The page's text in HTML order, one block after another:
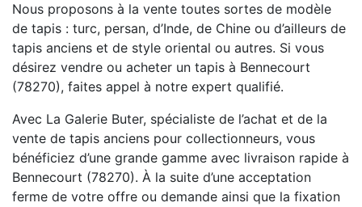
Nous proposons à la vente toutes sortes de modèle
de tapis : turc, persan, d’Inde, de Chine ou d’ailleurs de
tapis anciens et de style oriental ou autres. Si vous
désirez vendre ou acheter un tapis à Bennecourt
(78270), faites appel à notre expert qualifié.
Avec La Galerie Buter, spécialiste de l’achat et de la
vente de tapis anciens pour collectionneurs, vous
bénéficiez d’une grande gamme avec livraison rapide à
Bennecourt (78270). À la suite d’une acceptation
ferme de votre offre ou demande ainsi que la fixation